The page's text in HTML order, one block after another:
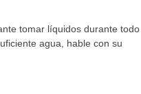
tomar líquidos durante todo
agua, hable con su